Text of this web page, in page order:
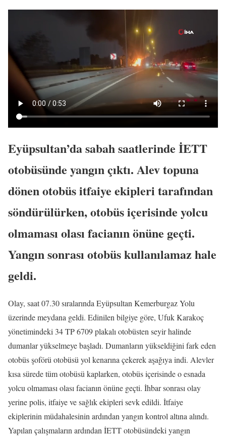
Eyüpsultan’da sabah saatlerinde İETT
otobüsünde yangın çıktı. Alev topuna
dönen otobüs itfaiye ekipleri tarafından
söndürülürken, otobüs içerisinde yolcu
olmaması olası facianın önüne geçti.
Yangın sonrası otobüs kullanılamaz hale
geldi.
Olay, saat 07.30 sıralarında Eyüpsultan Kemerburgaz Yolu
üzerinde meydana geldi. Edinilen bilgiye göre, Ufuk Karakoç
yönetimindeki 34 TP 6709 plakalı otobüsten seyir halinde
dumanlar yükselmeye başladı. Dumanların yükseldiğini fark eden
otobüs şoförü otobüsü yol kenarına çekerek aşağıya indi. Alevler
kısa sürede tüm otobüsü kaplarken, otobüs içerisinde o esnada
yolcu olmaması olası facianın önüne geçti. İhbar sonrası olay
yerine polis, itfaiye ve sağlık ekipleri sevk edildi. İtfaiye
ekiplerinin müdahalesinin ardından yangın kontrol altına alındı.
Yapılan çalışmaların ardından İETT otobüsündeki yangın